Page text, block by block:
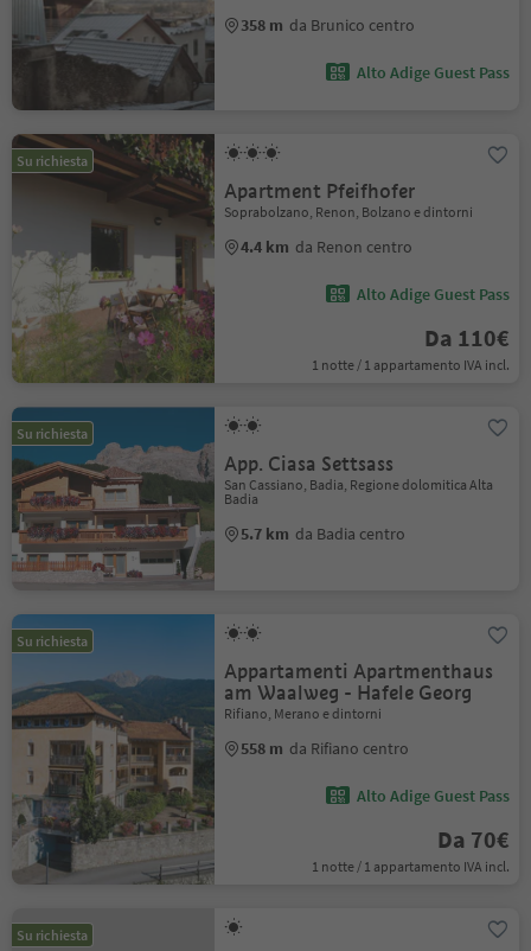
358 m da Brunico centro
Alto Adige Guest Pass
Su richiesta
Apartment Pfeifhofer
Soprabolzano, Renon, Bolzano e dintorni
4.4 km da Renon centro
Alto Adige Guest Pass
Da 110€
1 notte / 1 appartamento IVA incl.
Su richiesta
App. Ciasa Settsass
San Cassiano, Badia, Regione dolomitica Alta
Badia
5.7 km da Badia centro
Su richiesta
Appartamenti Apartmenthaus
am Waalweg - Hafele Georg
Rifiano, Merano e dintorni
558 m da Rifiano centro
Alto Adige Guest Pass
Da 70€
1 notte / 1 appartamento IVA incl.
Su richiesta